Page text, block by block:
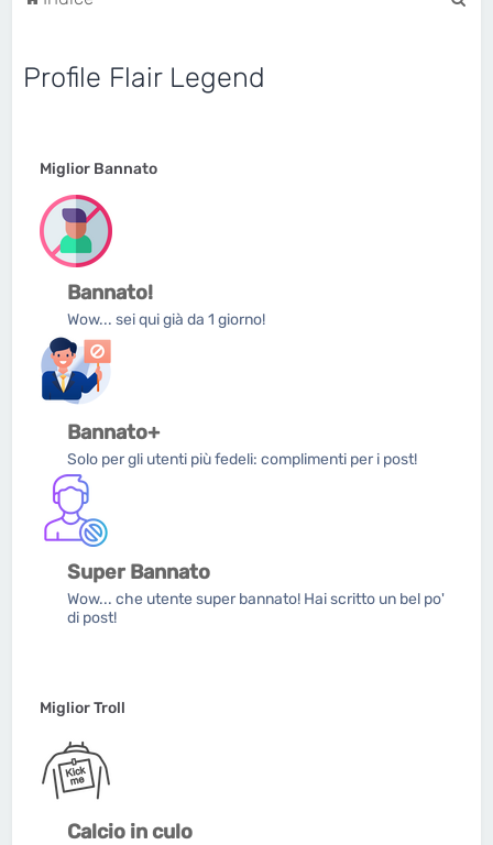
Profile Flair Legend
Miglior Bannato
Bannato!
Wow... sei qui già da 1 giorno!
Bannato+
Solo per gli utenti più fedeli: complimenti per i post!
Super Bannato
Wow... che utente super bannato! Hai scritto un bel po'
di post!
Miglior Troll
Calcio in culo